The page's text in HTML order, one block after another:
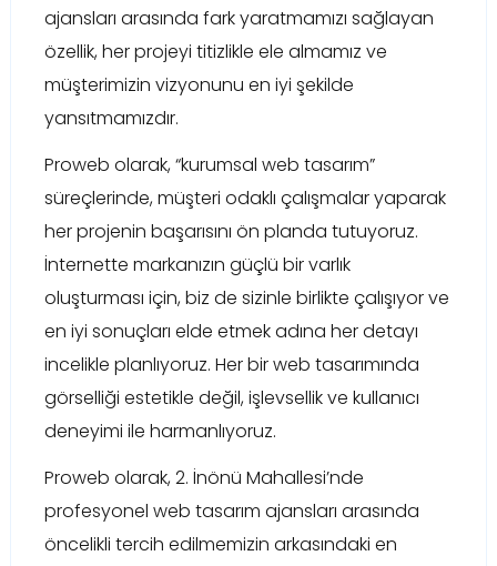
ajansları arasında fark yaratmamızı sağlayan
özellik, her projeyi titizlikle ele almamız ve
müşterimizin vizyonunu en iyi şekilde
yansıtmamızdır.
Proweb olarak, “kurumsal web tasarım”
süreçlerinde, müşteri odaklı çalışmalar yaparak
her projenin başarısını ön planda tutuyoruz.
İnternette markanızın güçlü bir varlık
oluşturması için, biz de sizinle birlikte çalışıyor ve
en iyi sonuçları elde etmek adına her detayı
incelikle planlıyoruz. Her bir web tasarımında
görselliği estetikle değil, işlevsellik ve kullanıcı
deneyimi ile harmanlıyoruz.
Proweb olarak, 2. İnönü Mahallesi’nde
profesyonel web tasarım ajansları arasında
öncelikli tercih edilmemizin arkasındaki en